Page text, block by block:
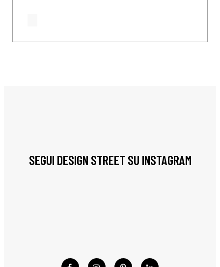
SEGUI DESIGN STREET SU INSTAGRAM